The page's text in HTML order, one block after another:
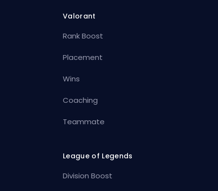
Valorant
Rank Boost
Placement
Wins
Coaching
Teammate
League of Legends
Division Boost